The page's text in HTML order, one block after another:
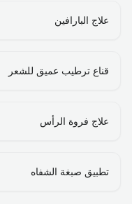
علاج البارافين
قناع ترطيب عميق للشعر
علاج فروة الرأس
تطبيق صبغة الشفاه